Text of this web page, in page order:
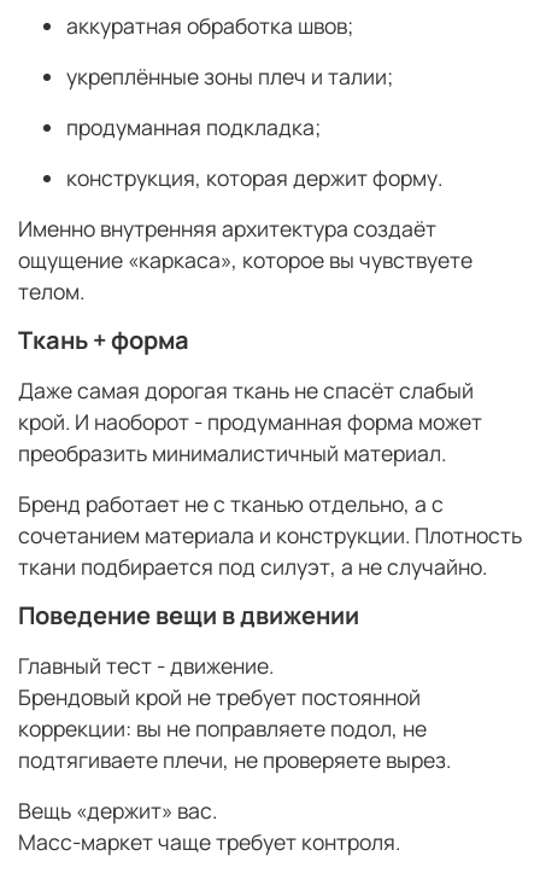
аккуратная обработка швов;
укреплённые зоны плеч и талии;
продуманная подкладка;
конструкция, которая держит форму.
Именно внутренняя архитектура создаёт
ощущение «каркаса», которое вы чувствуете
телом.
Ткань + форма
Даже самая дорогая ткань не спасёт слабый
крой. И наоборот - продуманная форма может
преобразить минималистичный материал.
Бренд работает не с тканью отдельно, а с
сочетанием материала и конструкции. Плотность
ткани подбирается под силуэт, а не случайно.
Поведение вещи в движении
Главный тест - движение.
Брендовый крой не требует постоянной
коррекции: вы не поправляете подол, не
подтягиваете плечи, не проверяете вырез.
Вещь «держит» вас.
Масс-маркет чаще требует контроля.